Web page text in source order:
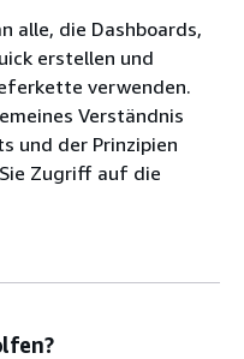
alle, die Dashboards,
erstellen und
verwenden.
Verständnis
und der Prinzipien
Zugriff auf die